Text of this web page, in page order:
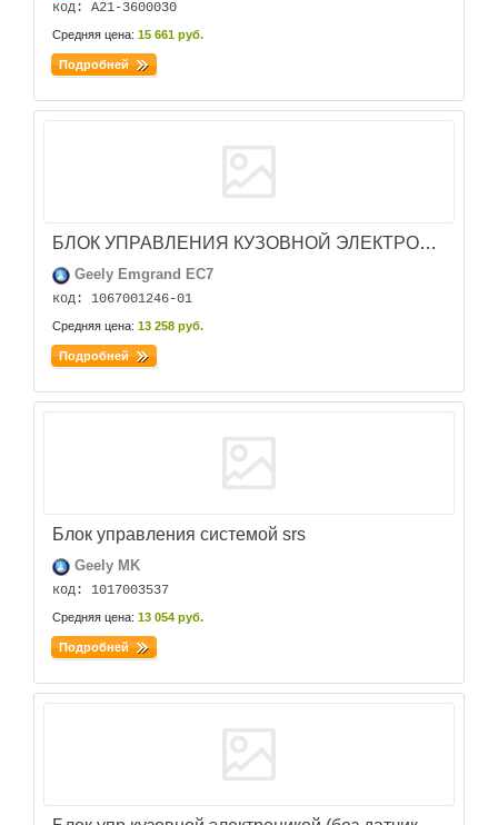
код: A21-3600030
Средняя цена: 15 661 руб.
Подробней
БЛОК УПРАВЛЕНИЯ КУЗОВНОЙ ЭЛЕКТРОНИКОЙ (ВСМ) EMGRAND EC7 б.у.
Geely Emgrand EC7
код: 1067001246-01
Средняя цена: 13 258 руб.
Подробней
Блок управления системой srs
Geely MK
код: 1017003537
Средняя цена: 13 054 руб.
Подробней